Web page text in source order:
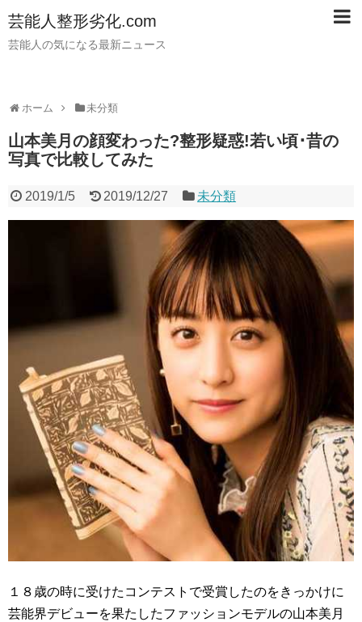
芸能人整形劣化.com
芸能人の気になる最新ニュース
ホーム 未分類
山本美月の顔変わった?整形疑惑!若い頃･昔の
写真で比較してみた
2019/1/5 2019/12/27 未分類
１８歳の時に受けたコンテストで受賞したのをきっかけに
芸能界デビューを果たしたファッションモデルの山本美月